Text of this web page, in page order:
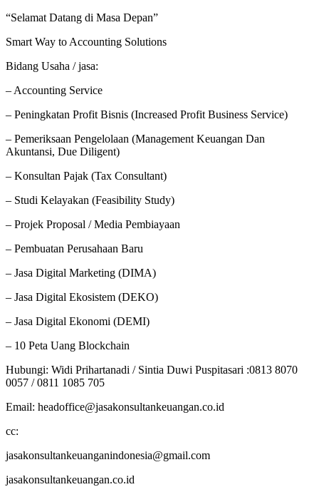
“Selamat Datang di Masa Depan”
Smart Way to Accounting Solutions
Bidang Usaha / jasa:
– Accounting Service
– Peningkatan Profit Bisnis (Increased Profit Business Service)
– Pemeriksaan Pengelolaan (Management Keuangan Dan
Akuntansi, Due Diligent)
– Konsultan Pajak (Tax Consultant)
– Studi Kelayakan (Feasibility Study)
– Projek Proposal / Media Pembiayaan
– Pembuatan Perusahaan Baru
– Jasa Digital Marketing (DIMA)
– Jasa Digital Ekosistem (DEKO)
– Jasa Digital Ekonomi (DEMI)
– 10 Peta Uang Blockchain
Hubungi: Widi Prihartanadi / Sintia Duwi Puspitasari :0813 8070
0057 / 0811 1085 705
Email: headoffice@jasakonsultankeuangan.co.id
cc:
jasakonsultankeuanganindonesia@gmail.com
jasakonsultankeuangan.co.id